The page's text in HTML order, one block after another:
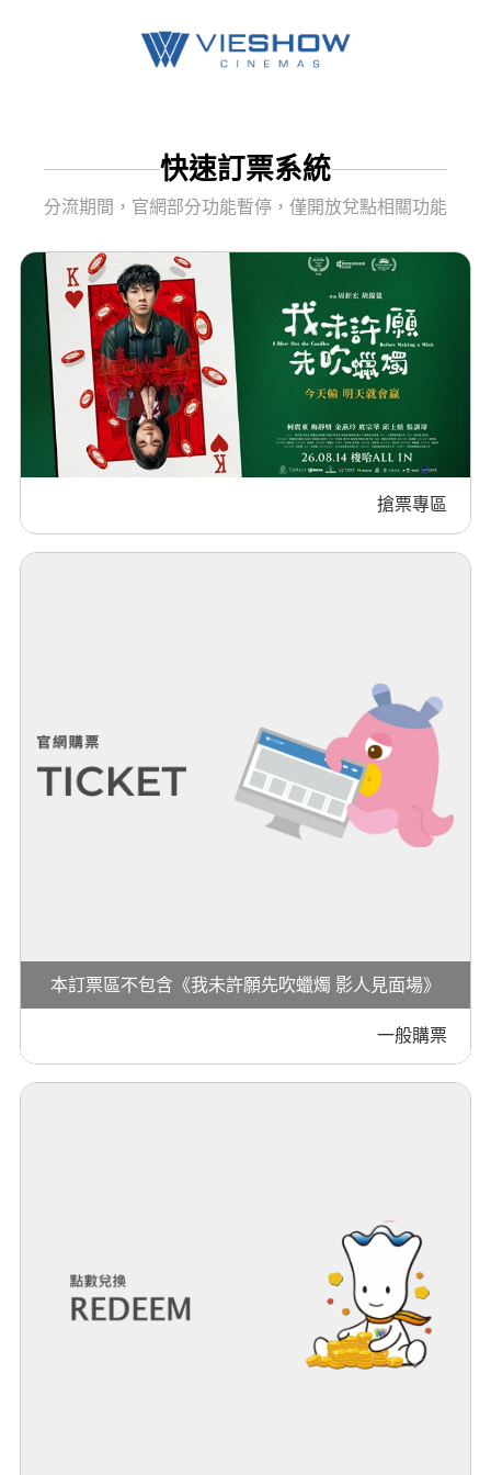
快速訂票系統
分流期間，官網部分功能暫停，僅開放兌點相關功能
本訂票區不包含《我未許願先吹蠟燭 影人見面場》